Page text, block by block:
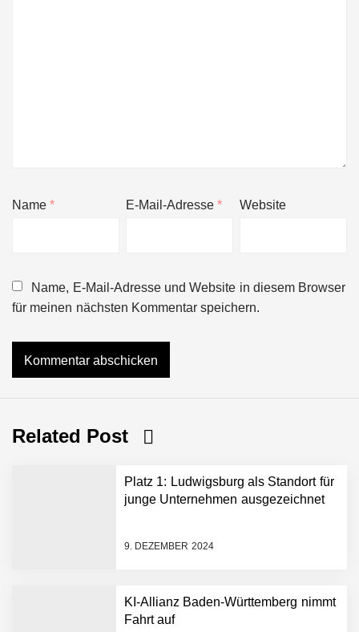
Name* E-Mail-Adresse* Website
Name, E-Mail-Adresse und Website in diesem Browser
für meinen nächsten Kommentar speichern.
Related Post
Platz 1: Ludwigsburg als Standort für
junge Unternehmen ausgezeichnet
9. DEZEMBER 2024
KI-Allianz Baden-Württemberg nimmt
Fahrt aufNEURA Robotics gibt